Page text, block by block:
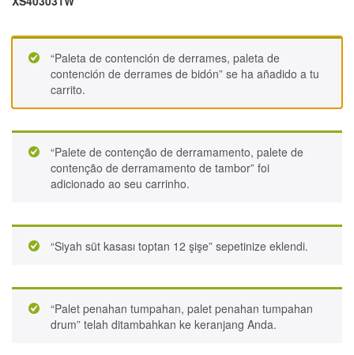
“Paleta de contención de derrames, paleta de
contención de derrames de bidón” se ha añadido a tu
carrito.
“Palete de contenção de derramamento, palete de
contenção de derramamento de tambor” foi
adicionado ao seu carrinho.
“Siyah süt kasası toptan 12 şişe” sepetinize eklendi.
“Palet penahan tumpahan, palet penahan tumpahan
drum” telah ditambahkan ke keranjang Anda.